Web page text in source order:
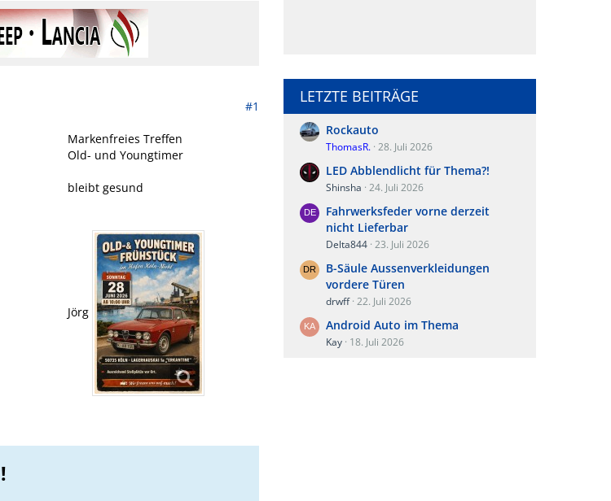
#1
Markenfreies Treffen
Old- und Youngtimer
bleibt gesund
Jörg
LETZTE BEITRÄGE
Rockauto
ThomasR. 28. Juli 2026
LED Abblendlicht für Thema?!
Shinsha 24. Juli 2026
Fahrwerksfeder vorne derzeit
nicht Lieferbar
Delta844 23. Juli 2026
B-Säule Aussenverkleidungen
vordere Türen
drwff 22. Juli 2026
Android Auto im Thema
Kay 18. Juli 2026